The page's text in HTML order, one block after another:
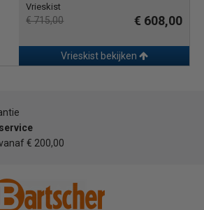
Vrieskist
€ 715,00 € 608,00
Vrieskist bekijken
€ 200,00